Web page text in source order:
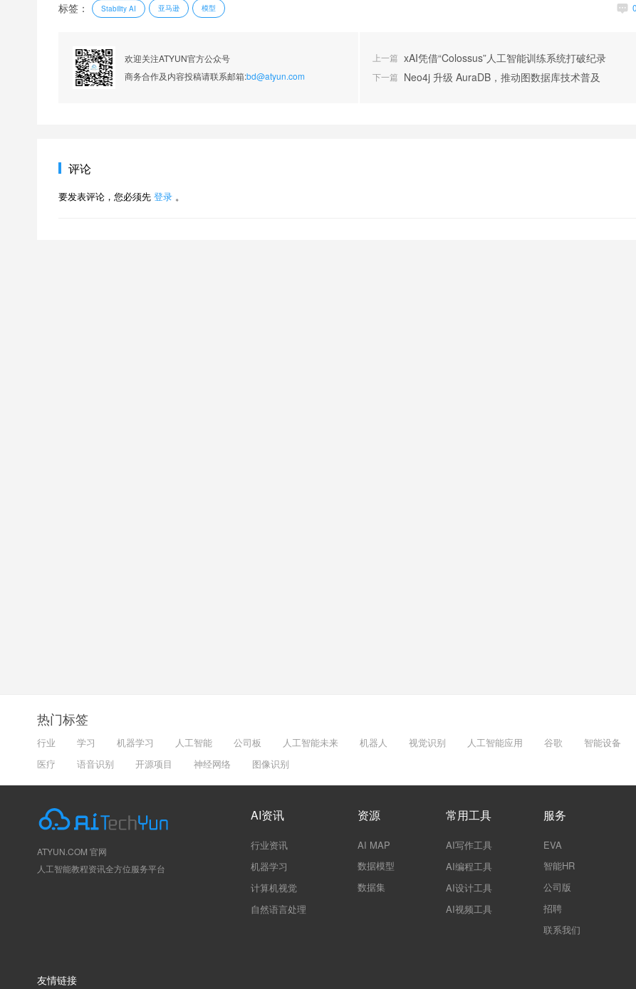
标签： Stability AI 亚马逊 模型
欢迎关注ATYUN官方公众号
商务合作及内容投稿请联系邮箱:bd@atyun.com
上一篇 xAI凭借“Colossus”人工智能训练系统打破纪录
下一篇 Neo4j 升级 AuraDB，推动图数据库技术普及
评论
要发表评论，您必须先 登录 。
热门标签
行业 学习 机器学习 人工智能 公司板 人工智能未来 机器人 视觉识别 人工智能应用 谷歌 智能设备
医疗
语音识别 开源项目 神经网络 图像识别
ATYUN.COM 官网
人工智能教程资讯全方位服务平台
AI资讯
行业资讯
机器学习
计算机视觉
自然语言处理
资源
AI MAP
数据模型
数据集
常用工具
AI写作工具
AI编程工具
AI设计工具
AI视频工具
服务
EVA
智能HR
公司版
招聘
联系我们
友情链接